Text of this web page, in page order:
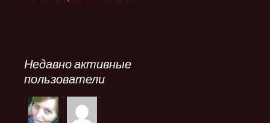
Недавно активные
пользователи